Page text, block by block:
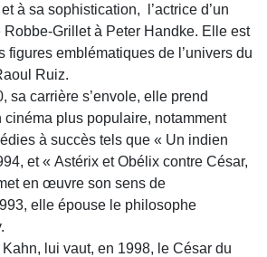
à sa sophistication, l’actrice d’un
Robbe-Grillet à Peter Handke. Elle est
figures emblématiques de l’univers du
Ruiz.
sa carrière s’envole, elle prend
cinéma plus populaire, notamment
à succès tels que « Un indien
et « Astérix et Obélix contre César,
en œuvre son sens de
elle épouse le philosophe
lui vaut, en 1998, le César du